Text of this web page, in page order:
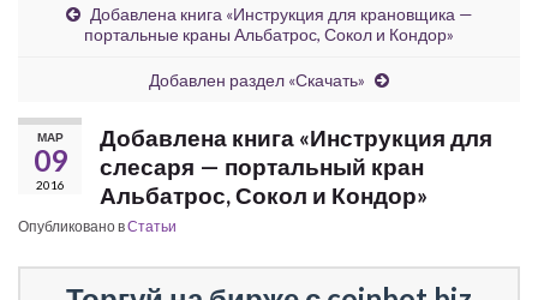
Добавлена книга «Инструкция для крановщика —
портальные краны Альбатрос, Сокол и Кондор»
Добавлен раздел «Скачать»
МАР
09
2016
Добавлена книга «Инструкция для
слесаря — портальный кран
Альбатрос, Сокол и Кондор»
Опубликовано вСтатьи